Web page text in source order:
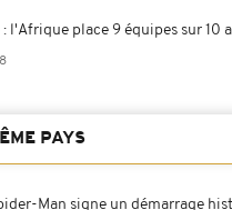
l'Afrique place 9 équipes sur 10
PAYS
Man signe un démarrage